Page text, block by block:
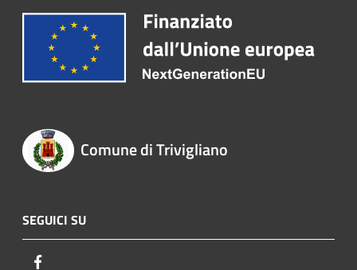
Comune di Trivigliano
SEGUICI SU